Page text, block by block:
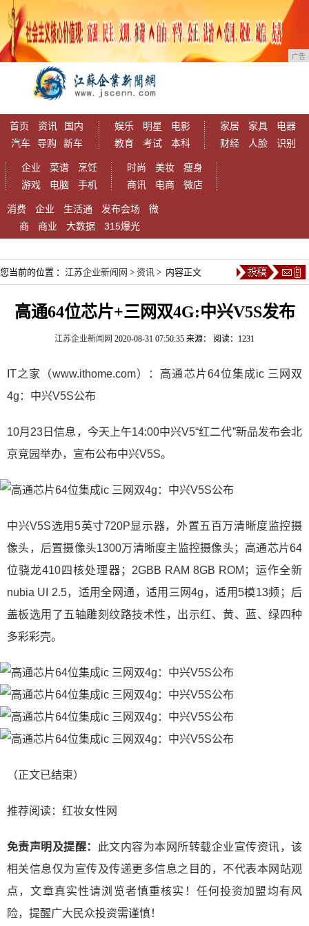
广告
首页 资讯
国内
汽车
导购 新车
娱乐 明星
电影
教育
考试 本科
家居 家具
电器
财经
人脸 识别
企业 菜谱
烹饪
游戏
电脑 手机
时尚 美妆
瘦身
商讯
电商 微店
消费 企业 生活通 发布会场
微
商
商业 大数据 315爆光
您当前的位置 ： 江苏企业新闻网 > 资讯 > 内容正文
高通64位芯片+三网双4G:中兴V5S发布
江苏企业新闻网 2020-08-31 07:50:35 来源： 阅读：1231
IT之家（www.ithome.com）：高通芯片64位集成ic 三网双
4g：中兴V5S公布
10月23日信息，今天上午14:00中兴V5“红二代”新品发布会北
京竞园举办，宣布公布中兴V5S。
中兴V5S选用5英寸720P显示器，外置五百万清晰度监控摄
像头，后置摄像头1300万清晰度主监控摄像头；高通芯片64
位骁龙410四核处理器；2GBB RAM 8GB ROM；运作全新
nubia UI 2.5，适用全网通，适用三网4g，适用5模13频；后
盖板选用了五轴雕刻纹路技术性，出示红、黄、蓝、绿四种
多彩彩壳。
（正文已结束）
推荐阅读： 红妆女性网
免责声明及提醒：
此文内容为本网所转载企业宣传资讯，该
相关信息仅为宣传及传递更多信息之目的，不代表本网站观
点，文章真实性请浏览者慎重核实！任何投资加盟均有风
险，提醒广大民众投资需谨慎！